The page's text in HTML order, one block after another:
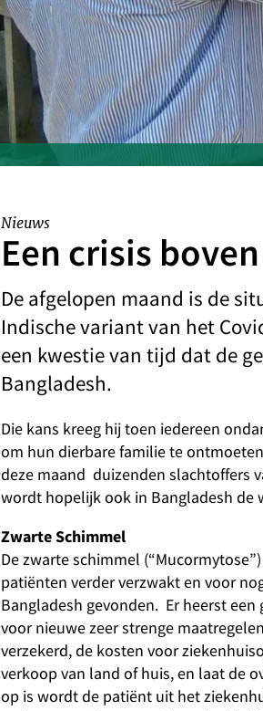
Nieuws
Een crisis
De afgelopen maand is de
Indische variant van het
een kwestie van tijd dat de
Bangladesh.
Die kans kreeg hij toen iedereen
om hun dierbare familie te
deze maand duizenden slachtoffers
wordt hopelijk ook in Bangladesh de
Zwarte Schimmel
De zwarte schimmel
patiënten verder verzwakt en voor
Bangladesh gevonden. Er heerst
voor nieuwe zeer strenge
verzekerd, de kosten voor
verkoop van land of huis, en laat de
op is wordt de patiënt uit het